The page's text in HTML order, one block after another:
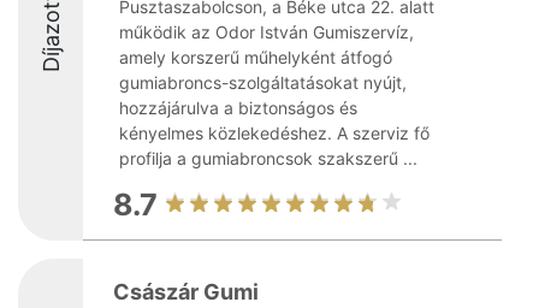
Pusztaszabolcson, a Béke utca 22. alatt
működik az Odor István Gumiszervíz,
amely korszerű műhelyként átfogó
gumiabroncs-szolgáltatásokat nyújt,
hozzájárulva a biztonságos és
kényelmes közlekedéshez. A szerviz fő
profilja a gumiabroncsok szakszerű ...
8.7
Császár Gumi